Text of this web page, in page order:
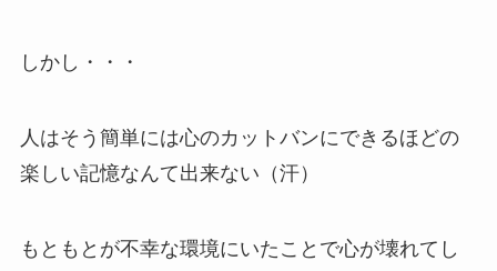
しかし・・・
人はそう簡単には心のカットバンにできるほどの
楽しい記憶なんて出来ない（汗）
もともとが不幸な環境にいたことで心が壊れてし